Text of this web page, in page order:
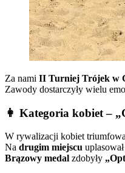
Za nami II Turniej Trójek w
Zawody dostarczyły wielu
👩 Kategoria kobiet –
W rywalizacji kobiet
Na drugim miejscu
Brązowy medal zdobyły